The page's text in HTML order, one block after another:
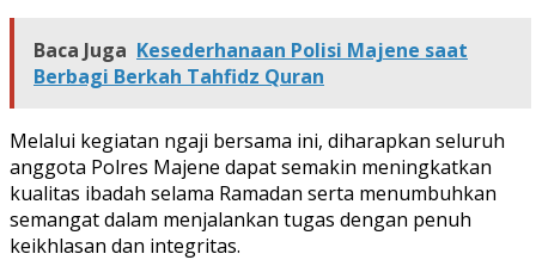
Baca Juga Kesederhanaan Polisi Majene saat
Berbagi Berkah Tahfidz Quran
Melalui kegiatan ngaji bersama ini, diharapkan seluruh
anggota Polres Majene dapat semakin meningkatkan
kualitas ibadah selama Ramadan serta menumbuhkan
semangat dalam menjalankan tugas dengan penuh
keikhlasan dan integritas.